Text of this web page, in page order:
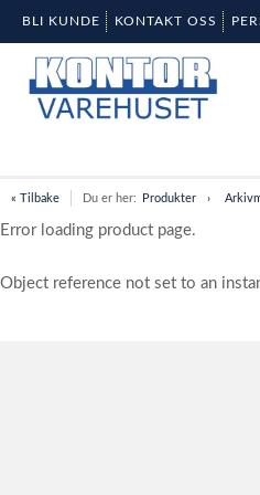
BLI KUNDE KONTAKT OSS
« Tilbake Du er her: Produkter
Error loading product page.
Object reference not set to an